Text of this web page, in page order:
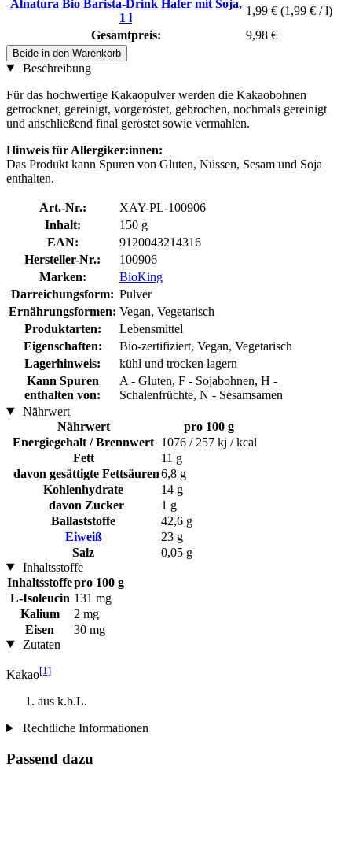
Alnatura Bio Barista-Drink Hafer mit Soja,
1 l
1,99 € (1,99 € / l)
Gesamtpreis:
9,98 €
Beide in den Warenkorb
Beschreibung
Für das hochwertige Kakaopulver werden die Kakaobohnen
getrocknet, gereinigt, vorgeröstet, gebrochen, nochmals gereinigt
und anschließend final geröstet sowie vermahlen.
Hinweis für Allergiker:innen:
Das Produkt kann Spuren von Gluten, Nüssen, Sesam und Soja
enthalten.
Art.-Nr.:
XAY-PL-100906
Inhalt:
150 g
EAN:
9120043214316
Hersteller-Nr.:
100906
Marken:
BioKing
Darreichungsform: Pulver
Ernährungsformen: Vegan, Vegetarisch
Produktarten:
Lebensmittel
Eigenschaften:
Bio-zertifiziert, Vegan, Vegetarisch
Lagerhinweis:
kühl und trocken lagern
Kann Spuren
enthalten von:
A - Gluten, F - Sojabohnen, H -
Schalenfrüchte, N - Sesamsamen
Nährwert
Nährwert
pro 100 g
Energiegehalt / Brennwert 1076 / 257 kj / kcal
Fett
11 g
davon gesättigte Fettsäuren6,8 g
Kohlenhydrate
14 g
davon Zucker
1 g
Ballaststoffe
42,6 g
Eiweiß
23 g
Salz
0,05 g
Inhaltsstoffe
Inhaltsstoffepro 100 g
L-Isoleucin 131 mg
Kalium
2 mg
Eisen
30 mg
Zutaten
Kakao[1]
aus k.b.L.
Rechtliche Informationen
Passend dazu